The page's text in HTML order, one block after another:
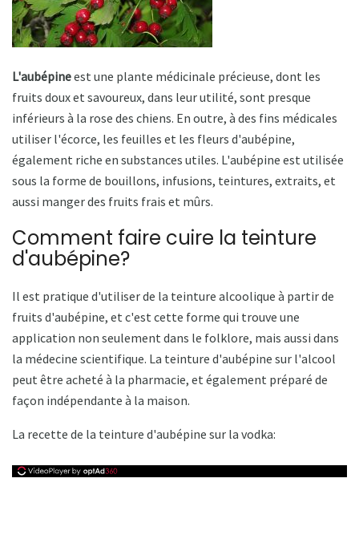
L'aubépineest une plante médicinale précieuse, dont les
fruits doux et savoureux, dans leur utilité, sont presque
inférieurs à la rose des chiens. En outre, à des fins médicales
utiliser l'écorce, les feuilles et les fleurs d'aubépine,
également riche en substances utiles. L'aubépine est utilisée
sous la forme de bouillons, infusions, teintures, extraits, et
aussi manger des fruits frais et mûrs.
Comment faire cuire la teinture
d'aubépine?
Il est pratique d'utiliser de la teinture alcoolique à partir de
fruits d'aubépine, et c'est cette forme qui trouve une
application non seulement dans le folklore, mais aussi dans
la médecine scientifique. La teinture d'aubépine sur l'alcool
peut être acheté à la pharmacie, et également préparé de
façon indépendante à la maison.
La recette de la teinture d'aubépine sur la vodka: